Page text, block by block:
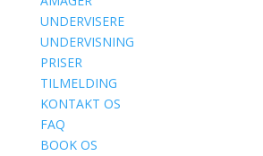
UNDERVISERE
UNDERVISNING
PRISER
TILMELDING
KONTAKT OS
FAQ
BOOK OS